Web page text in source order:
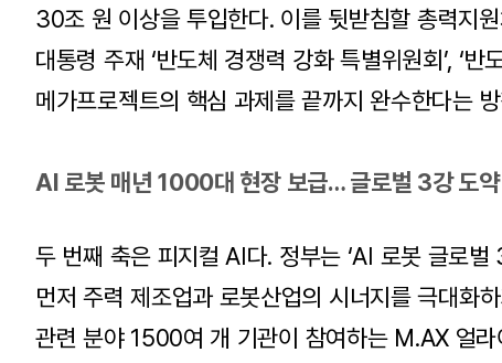
30조 원 이상을 투입한다. 이를 뒷받침할 총력지
대통령 주재 ‘반도체 경쟁력 강화 특별위원회’, ‘반
메가프로젝트의 핵심 과제를 끝까지 완수한다는
AI 로봇 매년 1000대 현장 보급… 글로벌 3강 도약
두 번째 축은 피지컬 AI다. 정부는 ‘AI 로봇 글로벌
먼저 주력 제조업과 로봇산업의 시너지를 극대화
관련 분야 1500여 개 기관이 참여하는 M.AX 얼